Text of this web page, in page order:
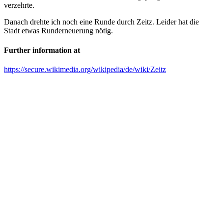
verzehrte.
Danach drehte ich noch eine Runde durch Zeitz. Leider hat die
Stadt etwas Runderneuerung nötig.
Further information at
https://secure.wikimedia.org/wikipedia/de/wiki/Zeitz